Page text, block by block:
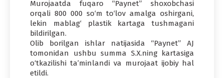
Murojaatda fuqaro “Paynet” shoxobchasi
orqali 800 000 so‘m to‘lov amalga oshirgani,
lekin mablag‘ plastik kartaga tushmagani
bildirilgan.
Olib borilgan ishlar natijasida “Paynet” AJ
tomonidan ushbu summa S.X.ning kartasiga
o‘tkazilishi ta’minlandi va murojaat ijobiy hal
etildi.